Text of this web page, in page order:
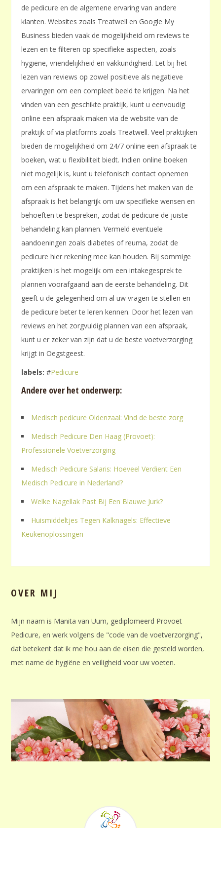
de pedicure en de algemene ervaring van andere
klanten. Websites zoals Treatwell en Google My
Business bieden vaak de mogelijkheid om reviews te
lezen en te filteren op specifieke aspecten, zoals
hygiëne, vriendelijkheid en vakkundigheid. Let bij het
lezen van reviews op zowel positieve als negatieve
ervaringen om een compleet beeld te krijgen. Na het
vinden van een geschikte praktijk, kunt u eenvoudig
online een afspraak maken via de website van de
praktijk of via platforms zoals Treatwell. Veel praktijken
bieden de mogelijkheid om 24/7 online een afspraak te
boeken, wat u flexibiliteit biedt. Indien online boeken
niet mogelijk is, kunt u telefonisch contact opnemen
om een afspraak te maken. Tijdens het maken van de
afspraak is het belangrijk om uw specifieke wensen en
behoeften te bespreken, zodat de pedicure de juiste
behandeling kan plannen. Vermeld eventuele
aandoeningen zoals diabetes of reuma, zodat de
pedicure hier rekening mee kan houden. Bij sommige
praktijken is het mogelijk om een intakegesprek te
plannen voorafgaand aan de eerste behandeling. Dit
geeft u de gelegenheid om al uw vragen te stellen en
de pedicure beter te leren kennen. Door het lezen van
reviews en het zorgvuldig plannen van een afspraak,
kunt u er zeker van zijn dat u de beste voetverzorging
krijgt in Oegstgeest.
labels: #Pedicure
Andere over het onderwerp:
Medisch pedicure Oldenzaal: Vind de beste zorg
Medisch Pedicure Den Haag (Provoet):
Professionele Voetverzorging
Medisch Pedicure Salaris: Hoeveel Verdient Een
Medisch Pedicure in Nederland?
Welke Nagellak Past Bij Een Blauwe Jurk?
Huismiddeltjes Tegen Kalknagels: Effectieve
Keukenoplossingen
OVER MIJ
Mijn naam is Manita van Uum, gediplomeerd Provoet
Pedicure, en werk volgens de "code van de voetverzorging",
dat betekent dat ik me hou aan de eisen die gesteld worden,
met name de hygiëne en veiligheid voor uw voeten.